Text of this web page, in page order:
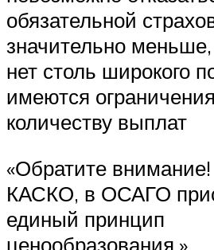
обязательной
значительно меньше,
нет столь широкого
имеются
количеству выплат
«Обратите
КАСКО, в ОСАГО
единый принцип
ценообразования.»